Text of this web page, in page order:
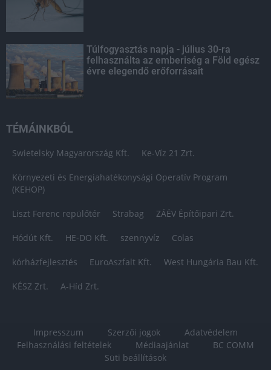
Túlfogyasztás napja - július 30-ra
felhasználta az emberiség a Föld egész
évre elegendő erőforrásait
TÉMÁINKBÓL
Swietelsky Magyarország Kft. Ke-Víz 21 Zrt.
Környezeti és Energiahatékonysági Operatív Program
(KEHOP)
Liszt Ferenc repülőtér Strabag ZÁÉV Építőipari Zrt.
Hódút Kft. HE-DO Kft. szennyvíz Colas
kórházfejlesztés EuroAszfalt Kft. West Hungária Bau Kft.
KÉSZ Zrt. A-Híd Zrt.
Impresszum Szerzői jogok
Adatvédelem
Felhasználási feltételek
Médiaajánlat
BC COMM
Süti beállítások